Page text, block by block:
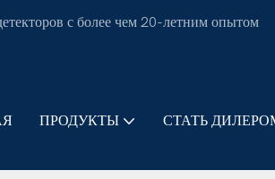
с более чем 20-летним опытом
ПРОДУКТЫ СТАТЬ